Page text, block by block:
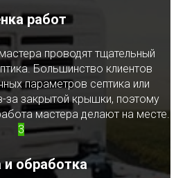
работ
проводят тщательный
Большинство клиентов
параметров септика или
за закрытой крышки, поэтому
мастера делают на месте.
3
и обработка